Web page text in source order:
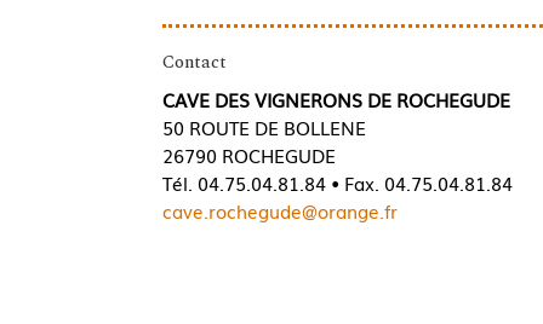
Contact
CAVE DES VIGNERONS DE ROCHEGUDE
50 ROUTE DE BOLLENE
26790 ROCHEGUDE
Tél. 04.75.04.81.84 • Fax. 04.75.04.81.84
cave.rochegude@orange.fr